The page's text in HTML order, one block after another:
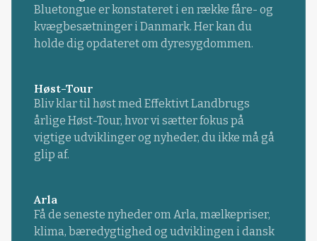
Bluetongue er konstateret i en række fåre- og
kvægbesætninger i Danmark. Her kan du
holde dig opdateret om dyresygdommen.
Høst-Tour
Bliv klar til høst med Effektivt Landbrugs
årlige Høst-Tour, hvor vi sætter fokus på
vigtige udviklinger og nyheder, du ikke må gå
glip af.
Arla
Få de seneste nyheder om Arla, mælkepriser,
klima, bæredygtighed og udviklingen i dansk